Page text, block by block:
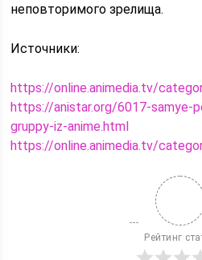
неповторимого зрелища.
Источники:
https://online.animedia.tv/
https://anistar.org/6017-samye-
gruppy-iz-anime.html
https://online.animedia.tv/
Рейтинг